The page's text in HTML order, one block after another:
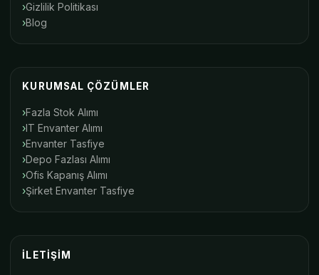
Gizlilik Politikası
Blog
KURUMSAL ÇÖZÜMLER
Fazla Stok Alımı
IT Envanter Alımı
Envanter Tasfiye
Depo Fazlası Alımı
Ofis Kapanış Alımı
Şirket Envanter Tasfiye
İLETIŞIM